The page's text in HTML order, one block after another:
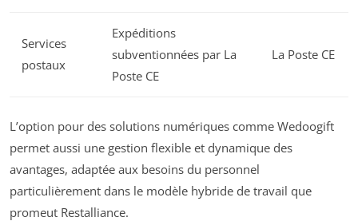
Services
postaux
Expéditions
subventionnées par La
Poste CE
La Poste CE
L’option pour des solutions numériques comme Wedoogift
permet aussi une gestion flexible et dynamique des
avantages, adaptée aux besoins du personnel
particulièrement dans le modèle hybride de travail que
promeut Restalliance.